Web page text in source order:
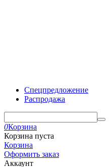
Спецпредложение
Распродажа
0Корзина
Корзина пуста
Корзина
Оформить заказ
Аккаунт